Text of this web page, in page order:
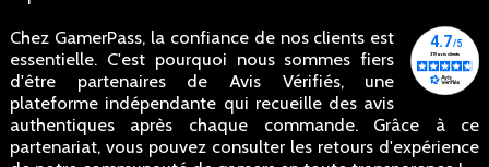
Chez GamerPass, la confiance de nos clients est
essentielle. C'est pourquoi nous sommes fiers
d'être partenaires de Avis Vérifiés, une
plateforme indépendante qui recueille des avis
authentiques après chaque commande. Grâce à ce
partenariat, vous pouvez consulter les retours d'expérience